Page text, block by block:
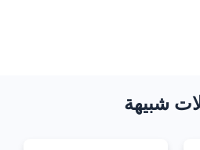
شبيهة